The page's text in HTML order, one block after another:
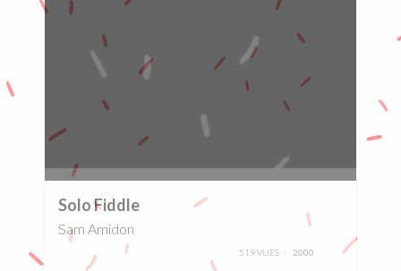
Solo Fiddle
Sam Amidon
519 VUES 2000